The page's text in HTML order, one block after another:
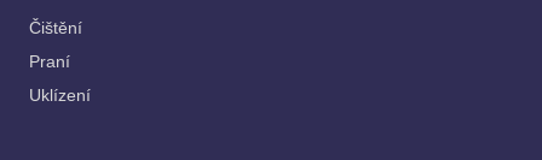
Čištění
Praní
Uklízení